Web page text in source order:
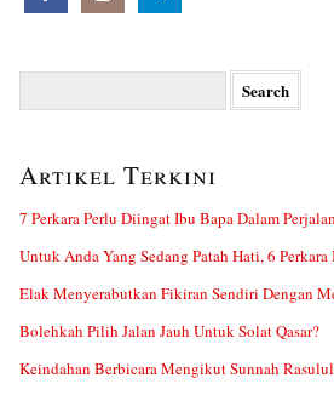
Artikel Terkini
7 Perkara Perlu Diingat Ibu Bapa Dalam
Untuk Anda Yang Sedang Patah Hati, 6
Elak Menyerabutkan Fikiran Sendiri Dengan
Bolehkah Pilih Jalan Jauh Untuk Solat Qasar?
Keindahan Berbicara Mengikut Sunnah